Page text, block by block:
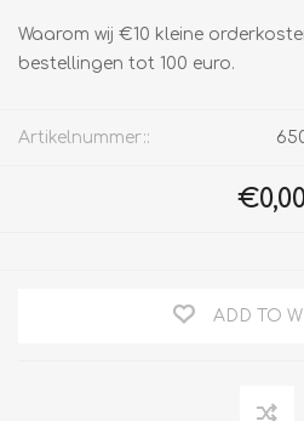
Waarom wij €10 kleine
bestellingen tot 100 euro.
Artikelnummer::
ADD TO